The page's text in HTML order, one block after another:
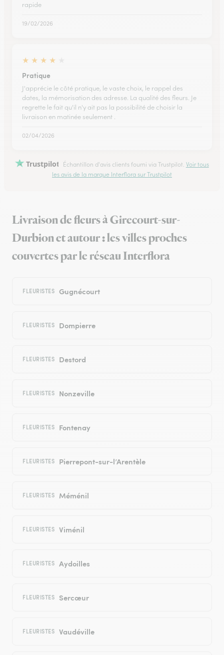
rapide
19/02/2026
★ ★ ★ ★
Pratique
J'apprécie le côté pratique, le vaste choix, le rappel des
dates, la mémorisation des adresse. La qualité des fleurs. Je
regrette le fait qu'il n'y ait pas la possibilité de choisir la
livraison en matinée seulement .
02/04/2026
Trustpilot Échantillon d'avis clients fourni via Trustpilot. Voir tous
les avis de la marque Interflora sur Trustpilot
Livraison de fleurs à Girecourt-sur-
Durbion et autour : les villes proches
couvertes par le réseau Interflora
FLEURISTES Gugnécourt
FLEURISTES Dompierre
FLEURISTES Destord
FLEURISTES Nonzeville
FLEURISTES Fontenay
FLEURISTES Pierrepont-sur-l’Arentèle
FLEURISTES Méménil
FLEURISTES Viménil
FLEURISTES Aydoilles
FLEURISTES Sercœur
FLEURISTES Vaudéville